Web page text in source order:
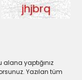
yaptığınız
Yazılan tüm